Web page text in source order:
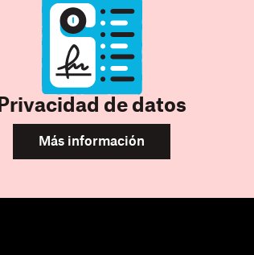
Privacidad de datos
Más información